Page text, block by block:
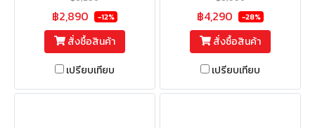
฿2,890 -12%
สั่งซื้อสินค้า
เปรียบเทียบ
฿4,290 -28%
สั่งซื้อสินค้า
เปรียบเทียบ